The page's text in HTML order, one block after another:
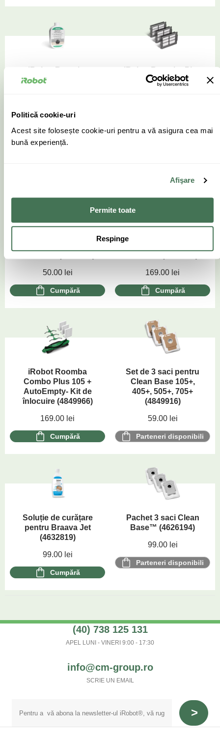
Politică cookie-uri
Acest site folosește cookie-uri pentru a vă asigura cea mai
bună experiență.
Afişare
Permite toate
Respinge
iRobot Roomba
Combo c9+, c10 max,
35.00
Parteneri disponibili
iRobot Roomba Plus
405 Combo +
50.00lei
50.00 lei
Cumpără
169.00 lei
Cumpără
iRobot Roomba
Combo Plus 105 +
AutoEmpty- Kit de
înlocuire (4849966)
169.00 lei
Cumpără
Set de 3 saci pentru
Clean Base 105+,
405+, 505+, 705+
(4849916)
59.00 lei
Parteneri disponibili
Soluție de curățare
pentru Braava Jet
(4632819)
99.00 lei
Cumpără
Pachet 3 saci Clean
Base™ (4626194)
99.00 lei
Parteneri disponibili
(40) 738 125 131
APEL LUNI - VINERI 9:00 - 17:30
info@cm-group.ro
SCRIE UN EMAIL